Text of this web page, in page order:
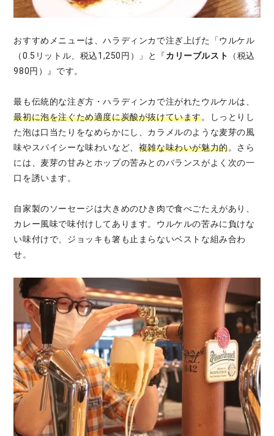
おすすめメニューは、ハラディンカで注ぎ上げた「ウルケル
（0.5リットル、税込1,250円）」と『カリーブルスト
（税込
980円）』です。
最も伝統的な注ぎ方・ハラディンカで注がれたウルケルは、
最初に泡を注ぐため適度に炭酸が抜けています。しっとりし
た泡は口当たりをなめらかにし、カラメルのような麦芽の風
味やスパイシーな味わいなど、 複雑な味わいが魅力的。さら
には、麦芽の甘みとホップの苦みとのバランスがよく次の一
口を誘います。
自家製のソーセージは大きめのひき肉で食べごたえがあり、
カレー風味で味付けしてあります。ウルケルの苦みに負けな
い味付けで、ジョッキも箸も止まらないベストな組み合わ
せ。